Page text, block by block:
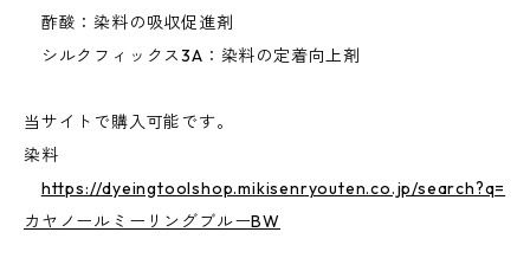
酢酸：染料の吸収促進剤
シルクフィックス3A：染料の定着向上剤
当サイトで購入可能です。
染料
https://dyeingtoolshop.mikisenryouten.co.jp/search?q=
カヤノールミーリングブルーBW